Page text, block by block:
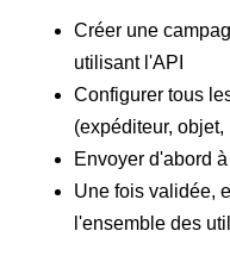
Créer une
utilisant l'API
Configurer tous
(expéditeur,
Envoyer d'abord
Une fois validée,
l'ensemble des